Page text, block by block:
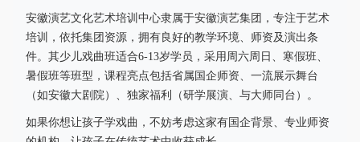
安徽演艺文化艺术培训中心隶属于安徽演艺集团，专注于艺术
培训，依托集团资源，拥有良好的教学环境、师资及演出条
件。其少儿戏曲班适合6-13岁学员，采用周六周日、寒假班、
暑假班等班型，课程亮点包括省属国企师资、一流展示舞台
（如安徽大剧院）、独家福利（研学展演、与大师同台）。
如果你想让孩子学戏曲，不妨考虑这家有国企背景、专业师资